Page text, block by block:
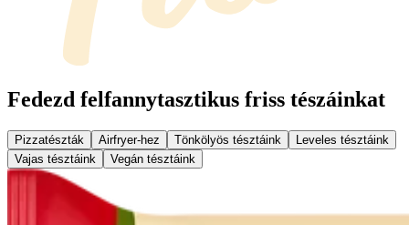
Fedezd felfannytasztikus friss tészáinkat
Pizzatészták Airfryer-hez Tönkölyös tésztáink
Leveles tésztáink
Vajas tésztáink
Vegán tésztáink